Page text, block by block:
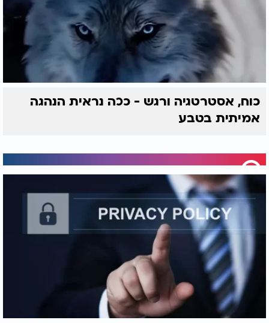
כוח, אסטרטגיה ורגש - ככה נראית הנהגה
אמיתית בטבע